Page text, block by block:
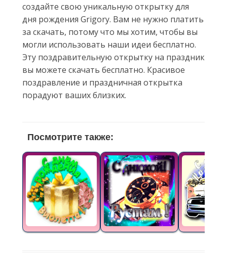
создайте свою уникальную открытку для
дня рождения Grigory. Вам не нужно платить
за скачать, потому что мы хотим, чтобы вы
могли использовать наши идеи бесплатно.
Эту поздравительную открытку на праздник
вы можете скачать бесплатно. Красивое
поздравление и праздничная открытка
порадуют ваших близких.
Посмотрите также: